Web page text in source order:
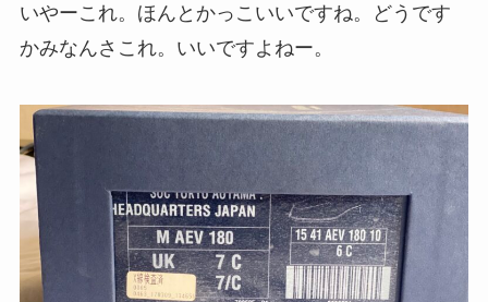
いやーこれ。ほんとかっこいいですね。どうです
かみなんさこれ。いいですよねー。